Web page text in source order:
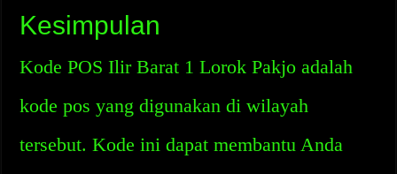
Kesimpulan
Kode POS Ilir Barat 1 Lorok Pakjo adalah
kode pos yang digunakan di wilayah
tersebut. Kode ini dapat membantu Anda